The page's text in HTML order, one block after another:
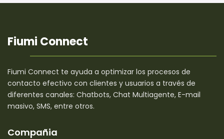
Fiumi Connect
Fiumi Connect te ayuda a optimizar los procesos de
contacto efectivo con clientes y usuarios a través de
diferentes canales: Chatbots, Chat Multiagente, E-mail
masivo, SMS, entre otros.
Compañia